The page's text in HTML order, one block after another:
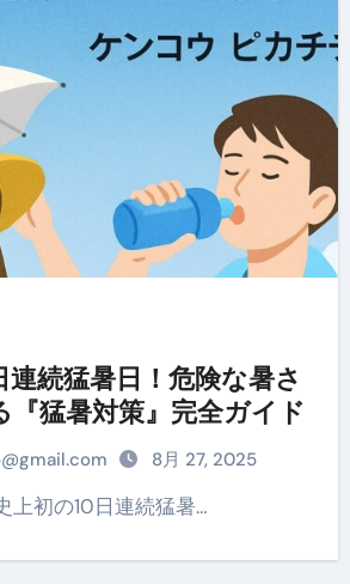
連続猛暑日！危険な暑さ
『猛暑対策』完全ガイド
8月 27, 2025
上初の10日連続猛暑…